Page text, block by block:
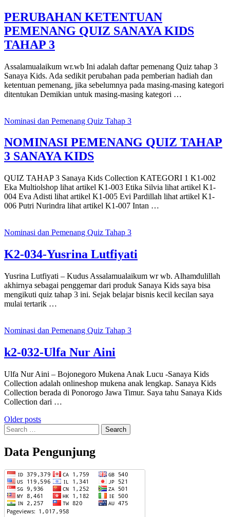
PERUBAHAN KETENTUAN
PEMENANG QUIZ SANAYA KIDS
TAHAP 3
Assalamualaikum wr.wb Ini adalah daftar pemenang Quiz tahap 3
Sanaya Kids. Ada sedikit perubahan pada pemberian hadiah dan
ketentuan pemenang, jika sebelumnya pada masing-masing kategori
ditentukan Demikian untuk masing-masing kategori …
Nominasi dan Pemenang Quiz Tahap 3
NOMINASI PEMENANG QUIZ TAHAP
3 SANAYA KIDS
QUIZ TAHAP 3 Sanaya Kids Collection KATEGORI 1 K1-002
Eka Multiolshop lihat artikel K1-003 Etika Silvia lihat artikel K1-
004 Eva Adisti lihat artikel K1-005 Evi Pardillah lihat artikel K1-
006 Putri Nurindra lihat artikel K1-007 Intan …
Nominasi dan Pemenang Quiz Tahap 3
K2-034-Yusrina Lutfiyati
Yusrina Lutfiyati – Kudus Assalamualaikum wr wb. Alhamdulillah
akhirnya sebagai penggemar dari produk Sanaya Kids saya bisa
mengikuti quiz tahap 3 ini. Sejak belajar bisnis kecil kecilan saya
mulai tertarik …
Nominasi dan Pemenang Quiz Tahap 3
k2-032-Ulfa Nur Aini
Ulfa Nur Aini – Bojonegoro Mukena Anak Lucu -Sanaya Kids
Collection adalah onlineshop mukena anak lengkap. Sanaya Kids
Collection berada di Ponorogo Jawa Timur. Saya tahu Sanaya Kids
Collection dari …
Posts
navigation
Older posts
Search
for:
Data Pengunjung